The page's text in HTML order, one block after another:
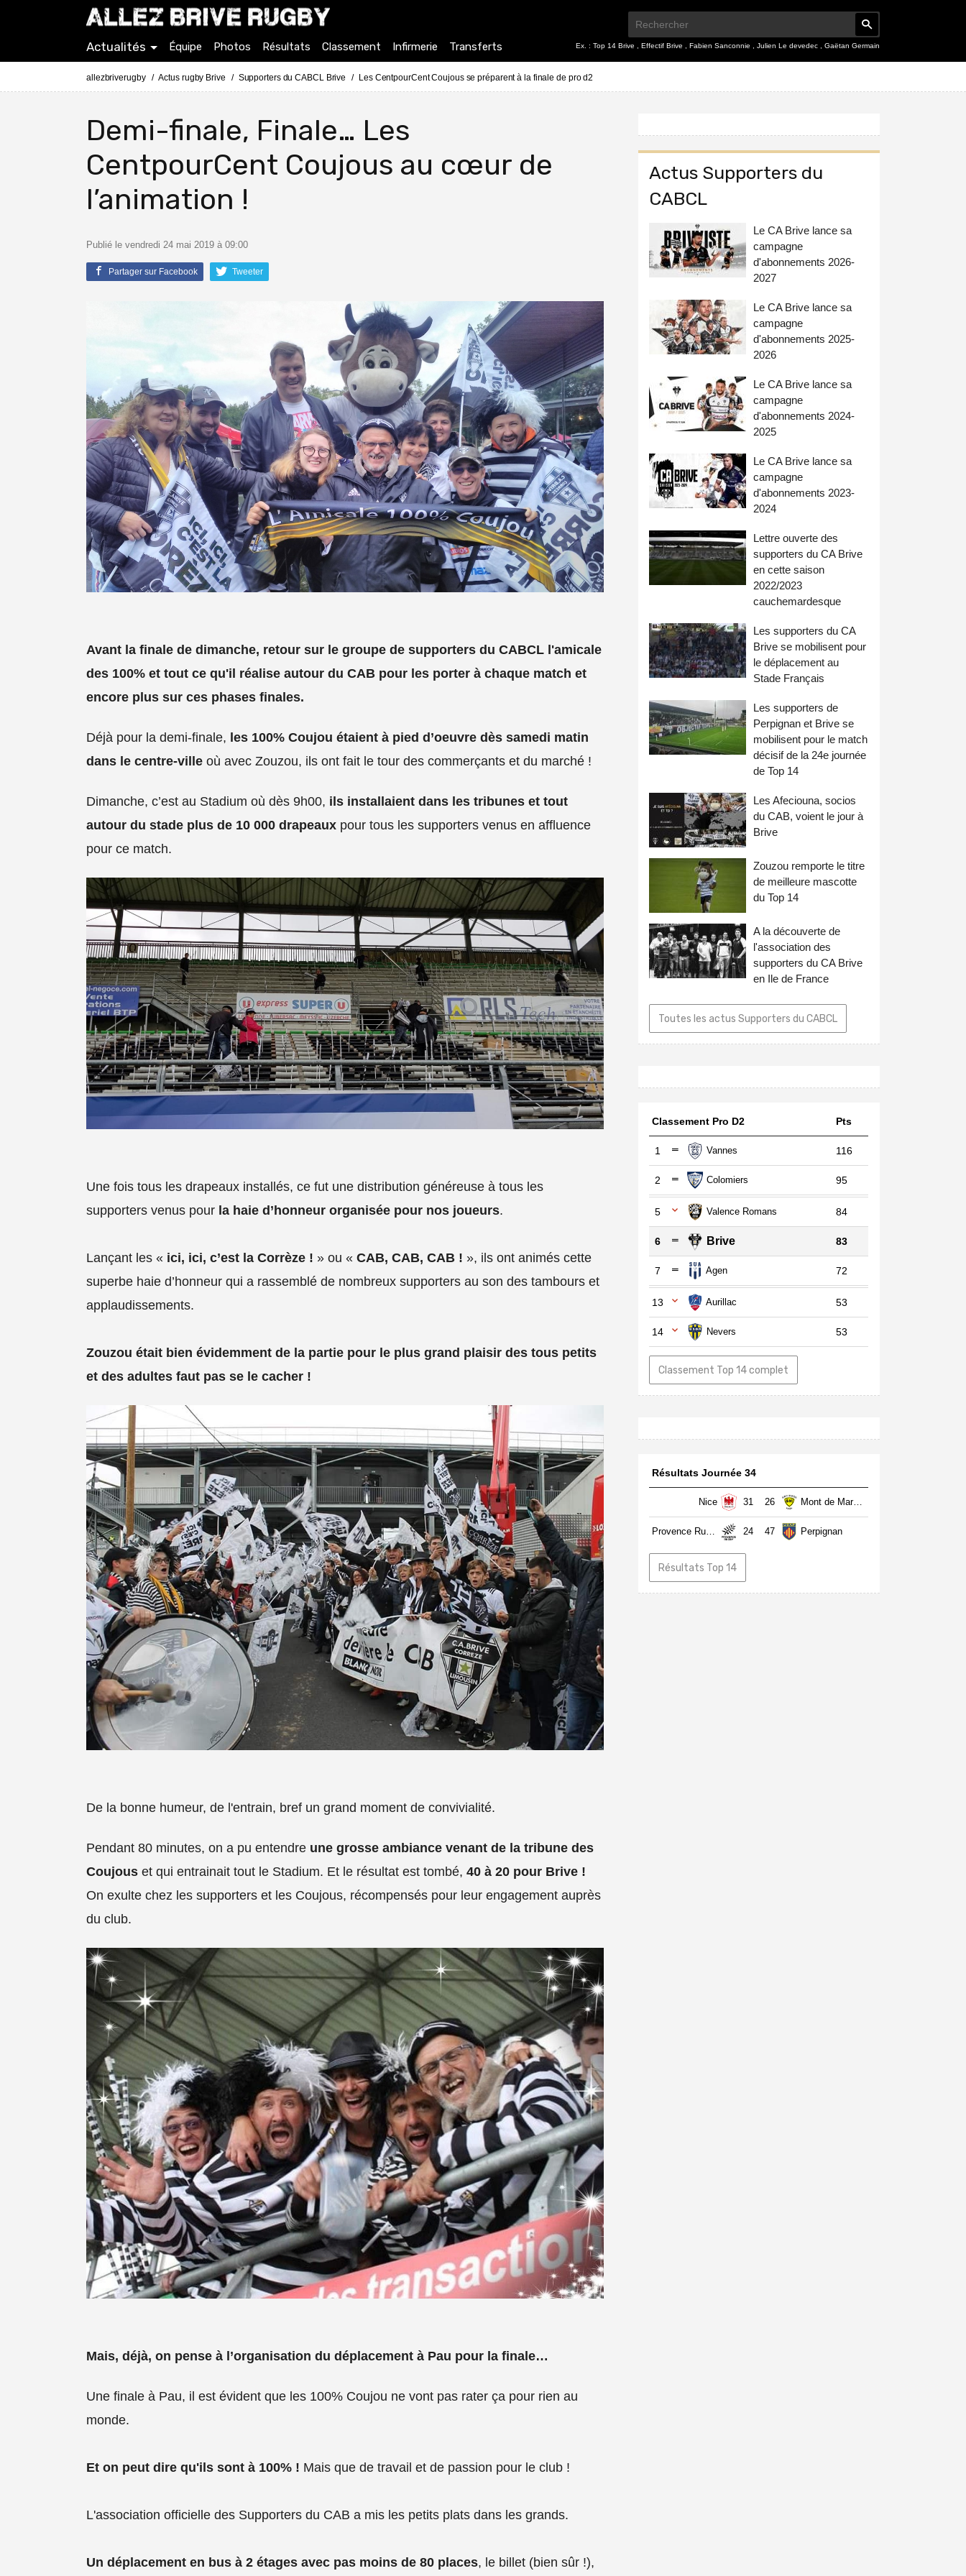
Ex. : Top 14 Brive Effectif Brive Fabien Sanconnie Julien Le devedec Gaëtan Germain
Actualités Équipe Photos Résultats Classement Infirmerie Transferts
allezbriverugby Actus rugby Brive Supporters du CABCL Brive Les CentpourCent Coujous se préparent à la finale de pro d2
Demi-finale, Finale… Les
CentpourCent Coujous au cœur de
l’animation !
Publié le vendredi 24 mai 2019 à 09:00
Partager sur Facebook Tweeter
Avant la finale de dimanche, retour sur le groupe de supporters du CABCL l'amicale
des 100% et tout ce qu'il réalise autour du CAB pour les porter à chaque match et
encore plus sur ces phases finales.
Déjà pour la demi-finale, les 100% Coujou étaient à pied d’oeuvre dès samedi matin
dans le centre-ville où avec Zouzou, ils ont fait le tour des commerçants et du marché !
Dimanche, c’est au Stadium où dès 9h00, ils installaient dans les tribunes et tout
autour du stade plus de 10 000 drapeaux pour tous les supporters venus en affluence
pour ce match.
Une fois tous les drapeaux installés, ce fut une distribution généreuse à tous les
supporters venus pour la haie d’honneur organisée pour nos joueurs.
Lançant les « ici, ici, c’est la Corrèze ! » ou « CAB, CAB, CAB ! », ils ont animés cette
superbe haie d’honneur qui a rassemblé de nombreux supporters au son des tambours et
applaudissements.
Zouzou était bien évidemment de la partie pour le plus grand plaisir des tous petits
et des adultes faut pas se le cacher !
De la bonne humeur, de l'entrain, bref un grand moment de convivialité.
Pendant 80 minutes, on a pu entendre une grosse ambiance venant de la tribune des
Coujous et qui entrainait tout le Stadium. Et le résultat est tombé, 40 à 20 pour Brive !
On exulte chez les supporters et les Coujous, récompensés pour leur engagement auprès
du club.
Mais, déjà, on pense à l’organisation du déplacement à Pau pour la finale…
Une finale à Pau, il est évident que les 100% Coujou ne vont pas rater ça pour rien au
monde.
Et on peut dire qu'ils sont à 100% ! Mais que de travail et de passion pour le club !
L'association officielle des Supporters du CAB a mis les petits plats dans les grands.
Un déplacement en bus à 2 étages avec pas moins de 80 places, le billet (bien sûr !),
Actus Supporters du
CABCL
Le CA Brive lance sa
campagne
d'abonnements 2026-
2027
Le CA Brive lance sa
campagne
d'abonnements 2025-
2026
Le CA Brive lance sa
campagne
d'abonnements 2024-
2025
Le CA Brive lance sa
campagne
d'abonnements 2023-
2024
Lettre ouverte des
supporters du CA Brive
en cette saison
2022/2023
cauchemardesque
Les supporters du CA
Brive se mobilisent pour
le déplacement au
Stade Français
Les supporters de
Perpignan et Brive se
mobilisent pour le match
décisif de la 24e journée
de Top 14
Les Afeciouna, socios
du CAB, voient le jour à
Brive
Zouzou remporte le titre
de meilleure mascotte
du Top 14
A la découverte de
l'association des
supporters du CA Brive
en Ile de France
Toutes les actus Supporters du CABCL
Classement Pro D2 Pts
1 Vannes 116
2 Colomiers 95
5 Valence Romans 84
6 Brive 83
7 Agen 72
13 Aurillac 53
14 Nevers 53
Classement Top 14 complet
Résultats Journée 34
Nice 31 26 Mont de Marsan
24 47 Perpignan
Résultats Top 14